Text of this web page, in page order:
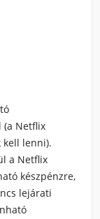
(a Netflix
kell lenni).
a Netflix
készpénzre,
lejárati